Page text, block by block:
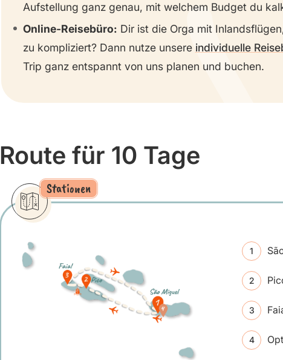
Aufstellung ganz genau, mit welchem Budget du
Online-Reisebüro: Dir ist die Orga mit
zu kompliziert? Dann nutze unsere individuelle
Trip ganz entspannt von uns planen und buchen.
Route für 10 Tage
Stationen